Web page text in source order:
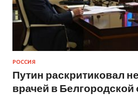
РОССИЯ
Путин раскритиковал
врачей в Белгородской